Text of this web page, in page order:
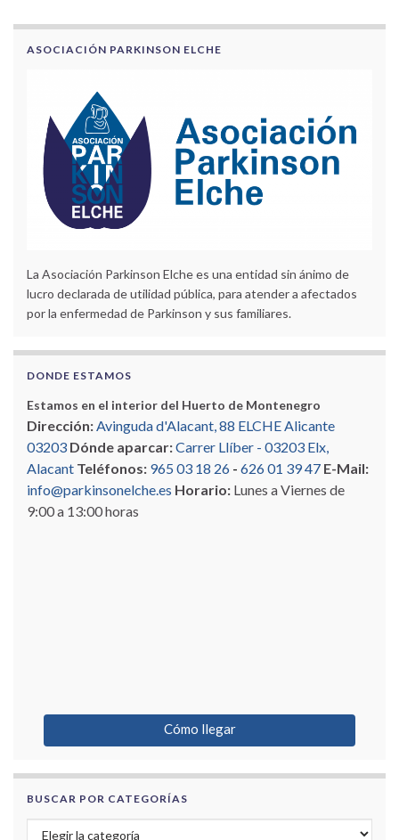
ASOCIACIÓN PARKINSON ELCHE
La Asociación Parkinson Elche es una entidad sin ánimo de
lucro declarada de utilidad pública, para atender a afectados
por la enfermedad de Parkinson y sus familiares.
DONDE ESTAMOS
Estamos en el interior del Huerto de Montenegro
Dirección: Avinguda d'Alacant, 88 ELCHE Alicante
03203 Dónde aparcar:Carrer Llíber - 03203 Elx,
Alacant Teléfonos: 965 03 18 26 - 626 01 39 47 E-Mail:
info@parkinsonelche.es Horario: Lunes a Viernes de
9:00 a 13:00 horas
Cómo llegar
BUSCAR POR CATEGORÍAS
Buscar por categorías